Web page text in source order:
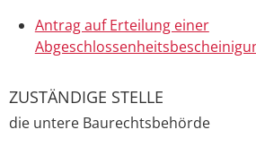
Antrag auf Erteilung einer
ZUSTÄNDIGE STELLE
die untere Baurechtsbehörde